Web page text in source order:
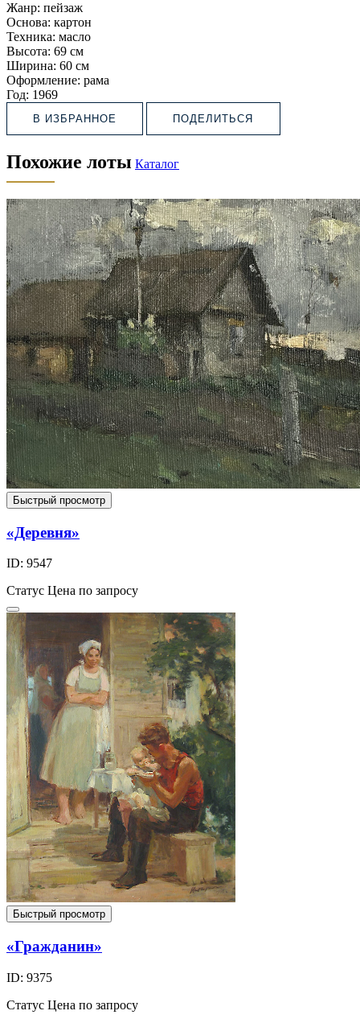
Жанр: пейзаж
Основа: картон
Техника: масло
Высота: 69 см
Ширина: 60 см
Оформление: рама
Год: 1969
В ИЗБРАННОЕ ПОДЕЛИТЬСЯ
Похожие лоты Каталог
Быстрый просмотр
«Деревня»
ID: 9547
Статус Цена по запросу
Быстрый просмотр
«Гражданин»
ID: 9375
Статус Цена по запросу